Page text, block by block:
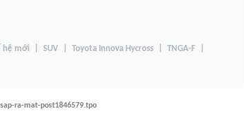
hệ mới SUV Toyota Innova Hycross TNGA-F
ra-mat-post1846579.tpo